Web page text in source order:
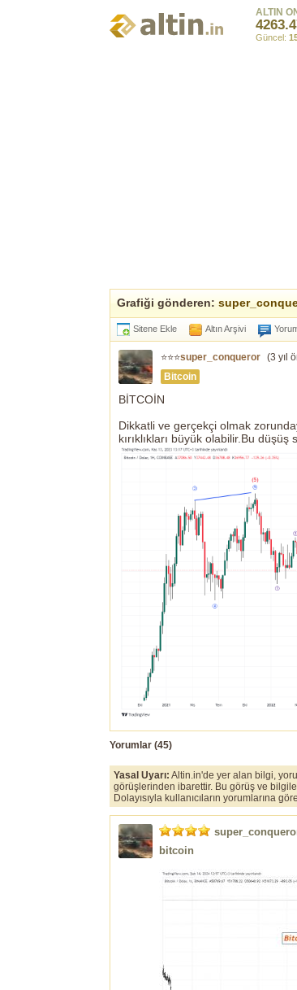
ALTIN
Güncel:
Grafiği gönderen:
Sitene Ekle Altın Arşivi
⭐⭐⭐super_conqueror (3 yıl
Bitcoin
BİTCOİN
Dikkatli ve gerçekçi olmak
kırıklıkları büyük olabilir.Bu
Yorumlar (45)
Yasal Uyarı: Altin.in'de yer alan bilgi,
görüşlerinden ibarettir. Bu görüş ve
Dolayısıyla kullanıcıların yorumlarına
bitcoin